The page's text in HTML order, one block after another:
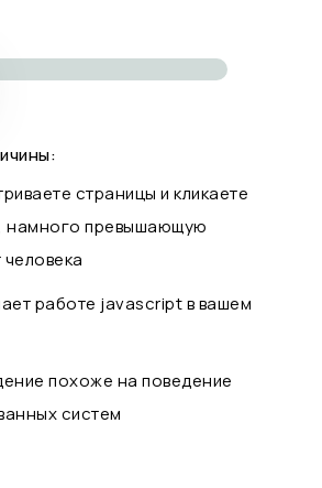
страницы и кликаете
намного превышающую
работе javascript в вашем
похоже на поведение
систем